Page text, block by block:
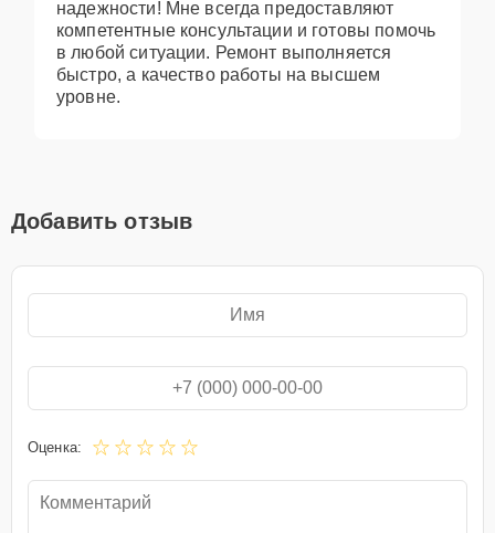
надежности! Мне всегда предоставляют
компетентные консультации и готовы помочь
в любой ситуации. Ремонт выполняется
быстро, а качество работы на высшем
уровне.
Добавить отзыв
Оценка: